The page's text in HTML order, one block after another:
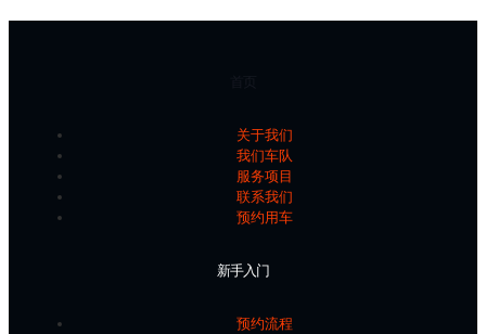
关于我们
我们车队
服务项目
联系我们
预约用车
新手入门
预约流程